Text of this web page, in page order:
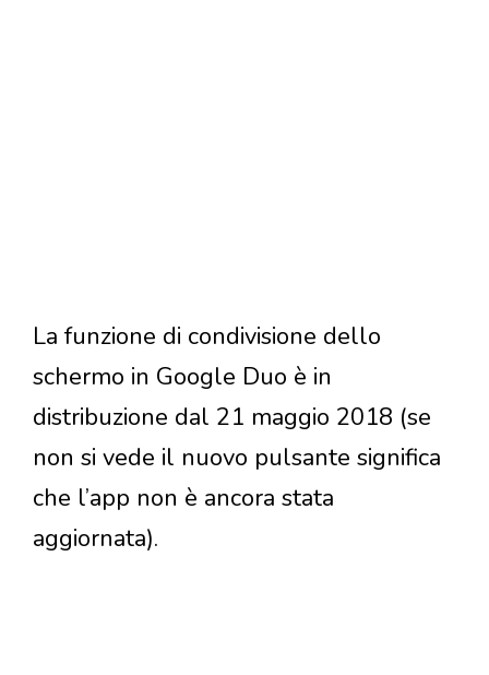
La funzione di condivisione dello
schermo in Google Duo è in
distribuzione dal 21 maggio 2018 (se
non si vede il nuovo pulsante significa
che l’app non è ancora stata
aggiornata).